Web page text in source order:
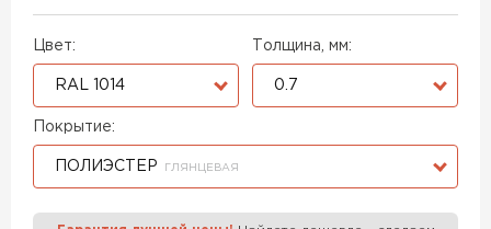
Цвет:
RAL 1014
Толщина, мм:
0.7
Покрытие:
ПОЛИЭСТЕР ГЛЯНЦЕВАЯ